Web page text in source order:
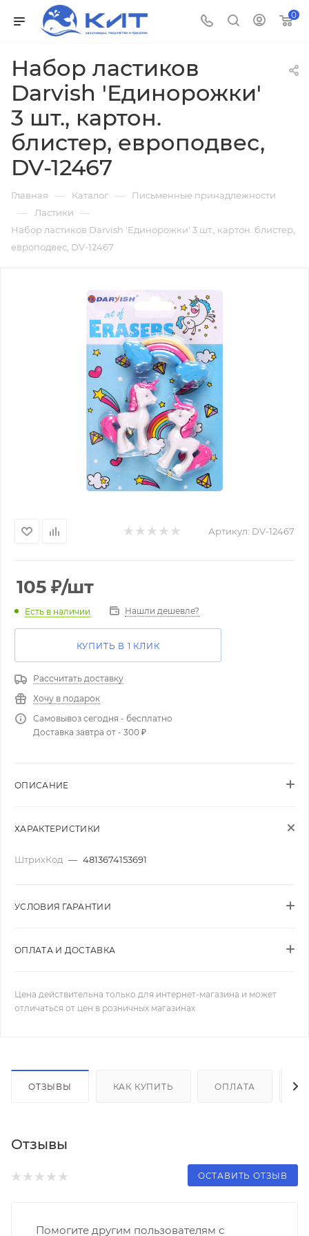
0
Набор ластиков
Darvish 'Единорожки'
3 шт., картон.
блистер, европодвес,
DV-12467
Главная — Каталог — Письменные принадлежности
— Ластики —
Набор ластиков Darvish 'Единорожки' 3 шт., картон. блистер,
европодвес, DV-12467
Артикул: DV-12467
105 ₽/шт
Есть в наличии Нашли дешевле?
КУПИТЬ В 1 КЛИК
Рассчитать доставку
Хочу в подарок
Самовывоз сегодня - бесплатно
Доставка завтра от - 300 ₽
ОПИСАНИЕ
ХАРАКТЕРИСТИКИ
ШтрихКод — 4813674153691
УСЛОВИЯ ГАРАНТИИ
ОПЛАТА И ДОСТАВКА
Цена действительна только для интернет-магазина и может
отличаться от цен в розничных магазинах
ОТЗЫВЫ КАК КУПИТЬ ОПЛАТА
Отзывы
ОСТАВИТЬ ОТЗЫВ
Помогите другим пользователям с